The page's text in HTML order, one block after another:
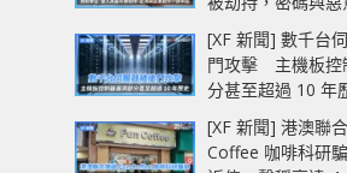
中招
[XF 新聞] 數千台
門攻擊 主機板控
分甚至超過 10 年
[XF 新聞] 港澳聯
Coffee 咖啡科研